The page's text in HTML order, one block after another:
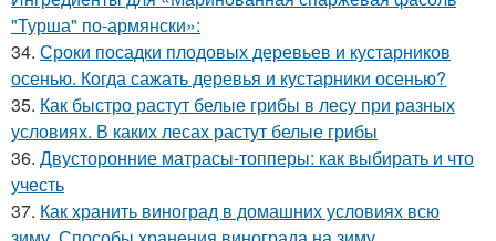
"Турша" по-армянски»:
34. Сроки посадки плодовых деревьев и кустарников
осенью. Когда сажать деревья и кустарники осенью?
35. Как быстро растут белые грибы в лесу при разных
условиях. В каких лесах растут белые грибы
36. Двусторонние матрасы-топперы: как выбирать и что
учесть
37. Как хранить виноград в домашних условиях всю